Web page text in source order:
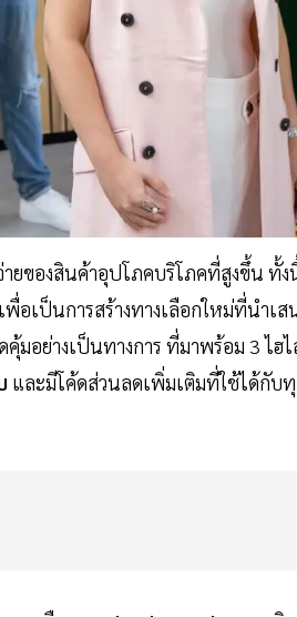
ยของสินค้าอุปโภคบริโภคที่สูงขึ้น ทั้
อเป็นการสร้างทางเลือกใหม่ที่นำเ
มอย่างเป็นทางการ ที่มาพร้อม 3 ไ
และมีโค้ดส่วนลดเพิ่มเติมที่ใช้ได้กับ